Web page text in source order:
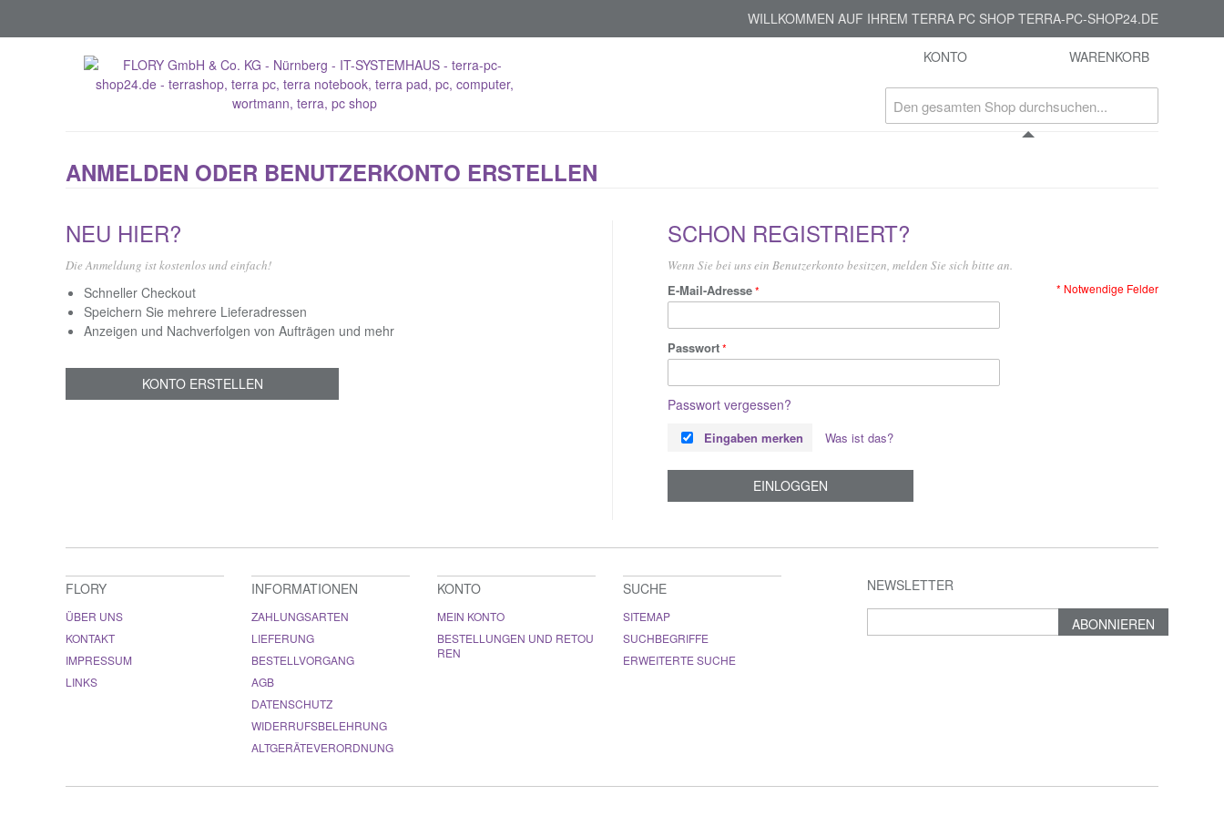
WILLKOMMEN AUF IHREM TERRA PC SHOP TERRA-PC-SHOP24.DE
KONTO WARENKORB
ANMELDEN ODER BENUTZERKONTO ERSTELLEN
NEU HIER?
Die Anmeldung ist kostenlos und einfach!
Schneller Checkout
Speichern Sie mehrere Lieferadressen
Anzeigen und Nachverfolgen von Aufträgen und mehr
KONTO ERSTELLEN
SCHON REGISTRIERT?
Wenn Sie bei uns ein Benutzerkonto besitzen, melden Sie sich bitte an.
* Notwendige Felder
E-Mail-Adresse
Passwort
Passwort vergessen?
Eingaben merken Was ist das?
EINLOGGEN
NEWSLETTER
ABONNIEREN
FLORY
ÜBER UNS
KONTAKT
IMPRESSUM
LINKS
INFORMATIONEN
ZAHLUNGSARTEN
LIEFERUNG
BESTELLVORGANG
AGB
DATENSCHUTZ
WIDERRUFSBELEHRUNG
ALTGERÄTEVERORDNUNG
KONTO
MEIN KONTO
BESTELLUNGEN UND RETOU
REN
SUCHE
SITEMAP
SUCHBEGRIFFE
ERWEITERTE SUCHE